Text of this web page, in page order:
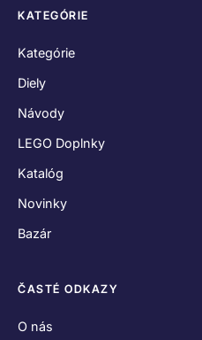
KATEGÓRIE
Kategórie
Diely
Návody
LEGO Doplnky
Katalóg
Novinky
Bazár
ČASTÉ ODKAZY
O nás